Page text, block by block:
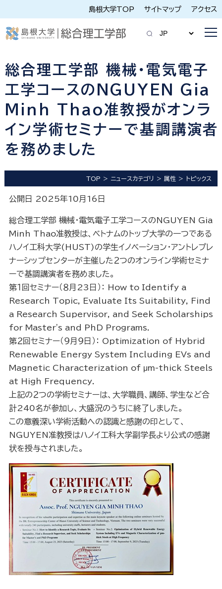
島根大学TOP サイトマップ アクセス
総合理工学部 機械・電気電子
工学コースのNGUYEN Gia
Minh Thao准教授がオンラ
イン学術セミナーで基調講演者
を務めました
TOP ニュースカテゴリ 属性 トピックス
公開日 2025年10月16日
総合理工学部 機械・電気電子工学コースのNGUYEN Gia
Minh Thao准教授は、ベトナムのトップ大学の一つである
ハノイ工科大学(HUST)の学生イノベーション・アントレプレ
ナーシップセンターが主催した２つのオンライン学術セミナ
ーで基調講演者を務めました。
第１回セミナー（８月23日）： How to Identify a
Research Topic, Evaluate Its Suitability, Find
a Research Supervisor, and Seek Scholarships
for Master's and PhD Programs.
第２回セミナー（９月９日）： Optimization of Hybrid
Renewable Energy System Including EVs and
Magnetic Characterization of μm-thick Steels
at High Frequency.
上記の２つの学術セミナーは、大学職員、講師、学生など合
計240名が参加し、大盛況のうちに終了しました。
この意義深い学術活動への認識と感謝の印として、
NGUYEN准教授はハノイ工科大学副学長より公式の感謝
状を授与されました。